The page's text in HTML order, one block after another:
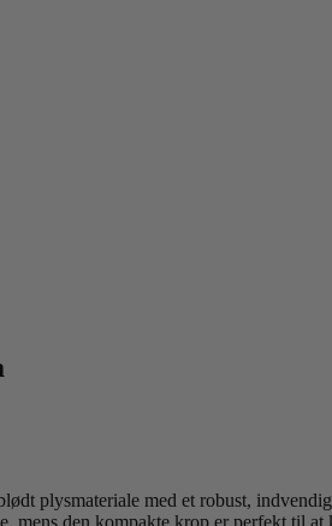
plysmateriale med et robust,
mens den kompakte krop er perfekt til